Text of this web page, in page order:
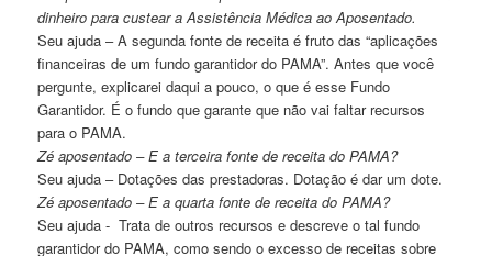
dinheiro para custear a Assistência Médica ao Aposentado.
Seu ajuda – A segunda fonte de receita é fruto das “aplicações
financeiras de um fundo garantidor do PAMA”. Antes que você
pergunte, explicarei daqui a pouco, o que é esse Fundo
Garantidor. É o fundo que garante que não vai faltar recursos
para o PAMA.
Zé aposentado – E a terceira fonte de receita do PAMA?
Seu ajuda – Dotações das prestadoras. Dotação é dar um dote.
Zé aposentado – E a quarta fonte de receita do PAMA?
Seu ajuda - Trata de outros recursos e descreve o tal fundo
garantidor do PAMA, como sendo o excesso de receitas sobre